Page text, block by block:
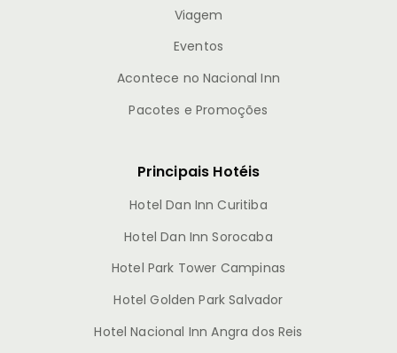
Viagem
Eventos
Acontece no Nacional Inn
Pacotes e Promoções
Principais Hotéis
Hotel Dan Inn Curitiba
Hotel Dan Inn Sorocaba
Hotel Park Tower Campinas
Hotel Golden Park Salvador
Hotel Nacional Inn Angra dos Reis